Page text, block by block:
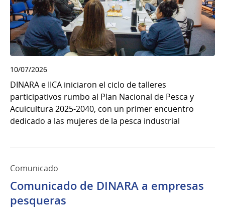
10/07/2026
DINARA e IICA iniciaron el ciclo de talleres
participativos rumbo al Plan Nacional de Pesca y
Acuicultura 2025-2040, con un primer encuentro
dedicado a las mujeres de la pesca industrial
Comunicado
Comunicado de DINARA a empresas
pesqueras